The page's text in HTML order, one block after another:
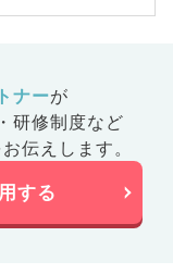
ナーが
研修制度など
伝えします。
する